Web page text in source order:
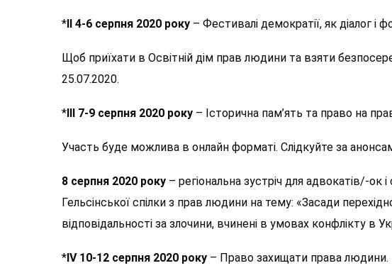
*II 4-6 серпня 2020 року – Фестивалі демократії, як діалог
Щоб приїхати в Освітній дім прав людини та взяти
25.07.2020.
*III 7-9 серпня 2020 року – Історична пам’ять та право на
Участь буде можлива в онлайн форматі. Слідкуйте за
8 серпня 2020 року – регіональна зустріч для адвокатів/-ок
Гельсінської спілки з прав людини на тему: «Засади
відповідальності за злочини, вчинені в умовах конфлікту в
*IV 10-12 серпня 2020 року – Право захищати права людини.